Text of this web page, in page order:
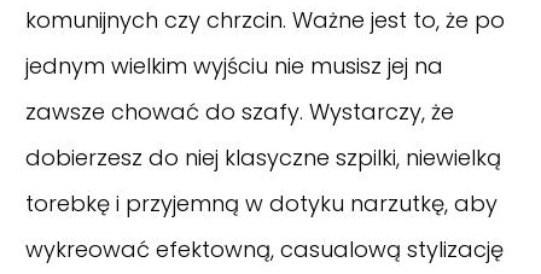
komunijnych czy chrzcin. Ważne jest to, że po
jednym wielkim wyjściu nie musisz jej na
zawsze chować do szafy. Wystarczy, że
dobierzesz do niej klasyczne szpilki, niewielką
torebkę i przyjemną w dotyku narzutkę, aby
wykreować efektowną, casualową stylizację